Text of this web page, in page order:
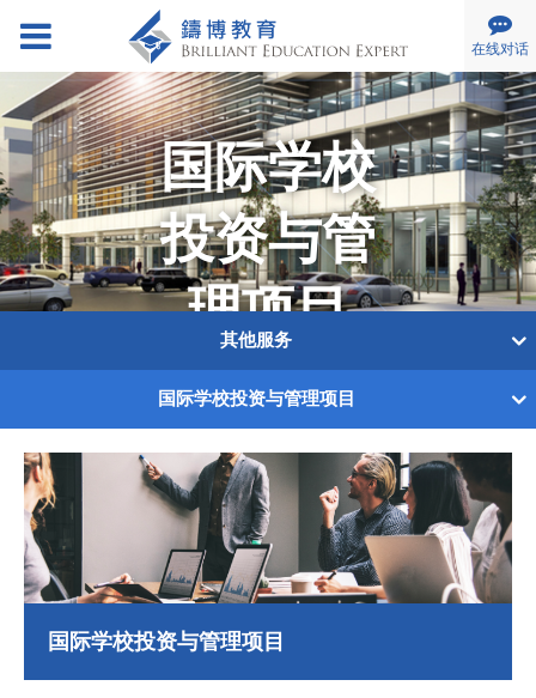
在线对话
关于我们
公司简介
慈善活动
招募伙伴
服务范围
帮助入学
海外交流团
其他服务
专家团队
专业顾问
合作伙伴
铸博会员
新闻资讯
最新消息
国际学校
投资与管
理项目
其他服务
海外升学
儿童发展
海外交流团
其他服务
国际学校投资与管理项目
国际学校投资与管理项目
梅老先生书法班
进口图书/教具套装
国际学校投资与管理项目